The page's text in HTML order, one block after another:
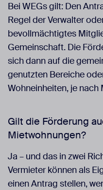
Bei WEGs gilt: Den
Regel der Verwalter
bevollmächtigtes
Gemeinschaft. Die
sich dann auf die
genutzten Bereiche
Wohneinheiten, je nach
Gilt die Förderung
Mietwohnungen?
Ja – und das in zwei
Vermieter können als
einen Antrag stellen,